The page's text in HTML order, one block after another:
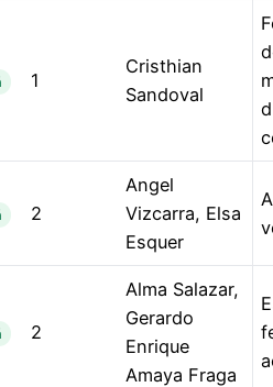
1
Cristhian
Sandoval
2
Angel
Vizcarra, Elsa
Esquer
2
Alma Salazar,
Gerardo
Enrique
Amaya Fraga